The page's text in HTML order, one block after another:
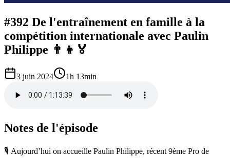
#392 De l'entraînement en famille à la
compétition internationale avec Paulin
Philippe 👨‍👦🏅
3 juin 2024 1h 13min
Notes de l'épisode
🎙️ Aujourd’hui on accueille Paulin Philippe, récent 9ème Pro de